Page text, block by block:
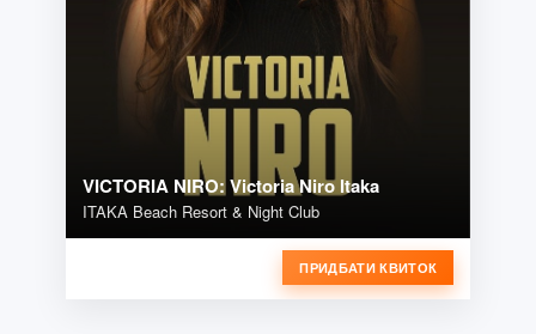
VICTORIA NIRO: Victoria Niro Itaka
ITAKA Beach Resort & Night Club
ПРИДБАТИ КВИТОК